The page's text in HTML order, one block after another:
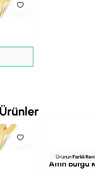
ÜrününFarklı
Altın Burgu